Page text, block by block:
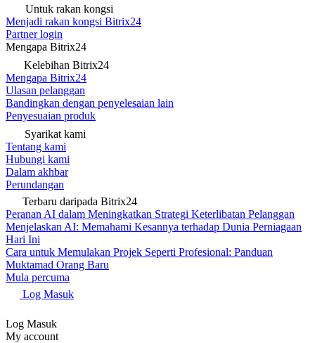
Untuk rakan kongsi
Menjadi rakan kongsi Bitrix24
Partner login
Mengapa Bitrix24
Kelebihan Bitrix24
Mengapa Bitrix24
Ulasan pelanggan
Bandingkan dengan penyelesaian lain
Penyesuaian produk
Syarikat kami
Tentang kami
Hubungi kami
Dalam akhbar
Perundangan
Terbaru daripada Bitrix24
Peranan AI dalam Meningkatkan Strategi Keterlibatan Pelanggan
Menjelaskan AI: Memahami Kesannya terhadap Dunia Perniagaan
Hari Ini
Cara untuk Memulakan Projek Seperti Profesional: Panduan
Muktamad Orang Baru
Mula percuma
Log Masuk
Log Masuk
My account